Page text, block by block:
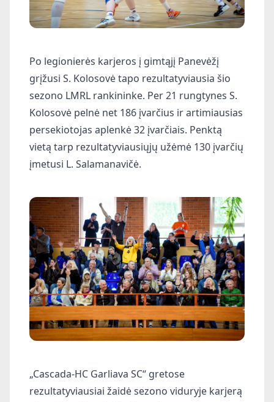
Po legionierės karjeros į gimtąjį Panevėžį
grįžusi S. Kolosovė tapo rezultatyviausia šio
sezono LMRL rankininke. Per 21 rungtynes S.
Kolosovė pelnė net 186 įvarčius ir artimiausias
persekiotojas aplenkė 32 įvarčiais. Penktą
vietą tarp rezultatyviausiųjų užėmė 130 įvarčių
įmetusi L. Salamanavičė.
„Cascada-HC Garliava SC“ gretose
rezultatyviausiai žaidė sezono viduryje karjerą